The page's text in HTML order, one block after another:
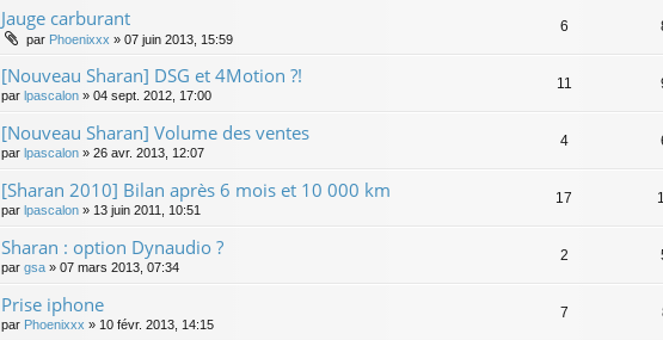
Jauge carburant
par Phoenixxx » 07 juin 2013, 15:59
6
[Nouveau Sharan] DSG et 4Motion ?!
par lpascalon » 04 sept. 2012, 17:00
11
[Nouveau Sharan] Volume des ventes
par lpascalon » 26 avr. 2013, 12:07
4
[Sharan 2010] Bilan après 6 mois et 10 000 km
par lpascalon » 13 juin 2011, 10:51
17
Sharan : option Dynaudio ?
par gsa » 07 mars 2013, 07:34
2
Prise iphone
par Phoenixxx » 10 févr. 2013, 14:15
7